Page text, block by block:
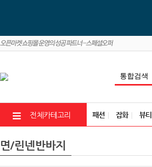
전체카테고리 패션 잡화 뷰티
면/린넨반바지